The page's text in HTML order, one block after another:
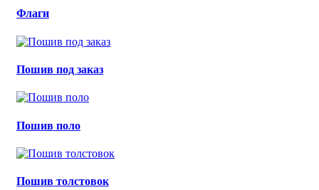
Флаги
Пошив под заказ
Пошив поло
Пошив толстовок